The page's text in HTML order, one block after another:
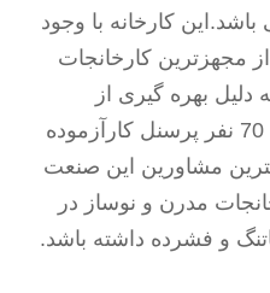
کارخانه با وجود
مجهزترین کارخانجات
بهره گیری از
تجهیزات مدرن و دارا بودن 70 نفر پرسنل کارآزموده
مشاورین این صنعت
مدرن و نوساز در
و فشرده داشته باشد.